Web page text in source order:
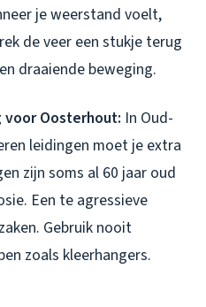
je weerstand voelt,
de veer een stukje terug
draaiende beweging.
voor Oosterhout: In Oud-
leidingen moet je extra
zijn soms al 60 jaar oud
Een te agressieve
Gebruik nooit
zoals kleerhangers.